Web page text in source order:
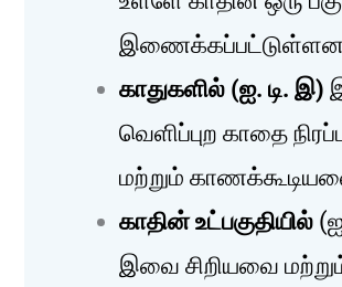
காதுகளில் (ஐ. டி. இ)
வெளிப்புற காதை
மற்றும்
காதின் உட்பகுதியில்
இவை சிறியவை